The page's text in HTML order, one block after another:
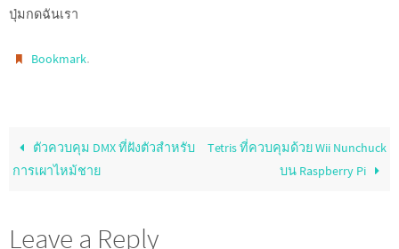
ปุ่มกดฉันเรา
Bookmark.
ตัวควบคุม DMX ที่ฝังตัวสำหรับ
การเผาไหม้ชาย
Tetris ที่ควบคุมด้วย Wii Nunchuck
บน Raspberry Pi
Leave a Reply